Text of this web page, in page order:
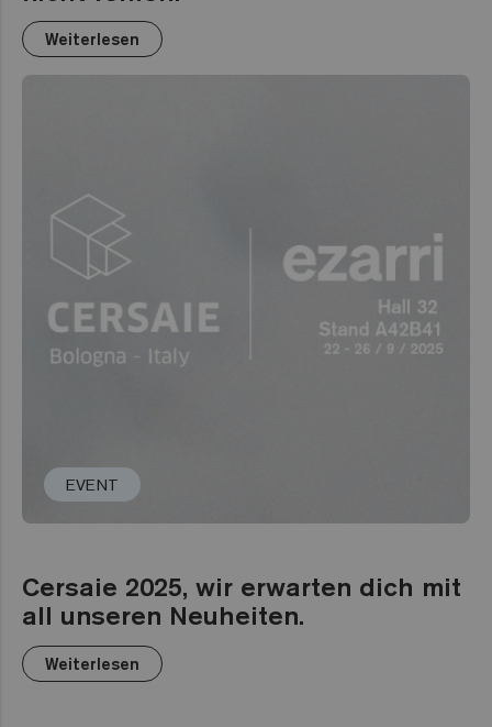
Weiterlesen
EVENT
Cersaie 2025, wir erwarten dich mit
all unseren Neuheiten.
Weiterlesen